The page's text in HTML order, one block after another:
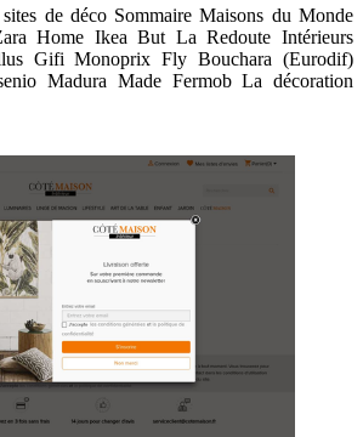
de déco Sommaire Maisons du Monde
Home Ikea But La Redoute Intérieurs
Gifi Monoprix Fly Bouchara (Eurodif)
Madura Made Fermob La décoration